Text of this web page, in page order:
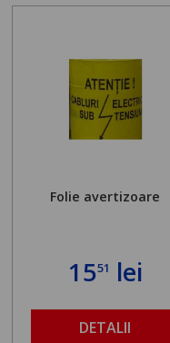
Folie avertizoare
1551 lei
DETALII